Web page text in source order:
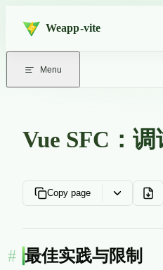
Weapp-vite
Menu
Vue SFC：
Copy page
最佳实践与限制